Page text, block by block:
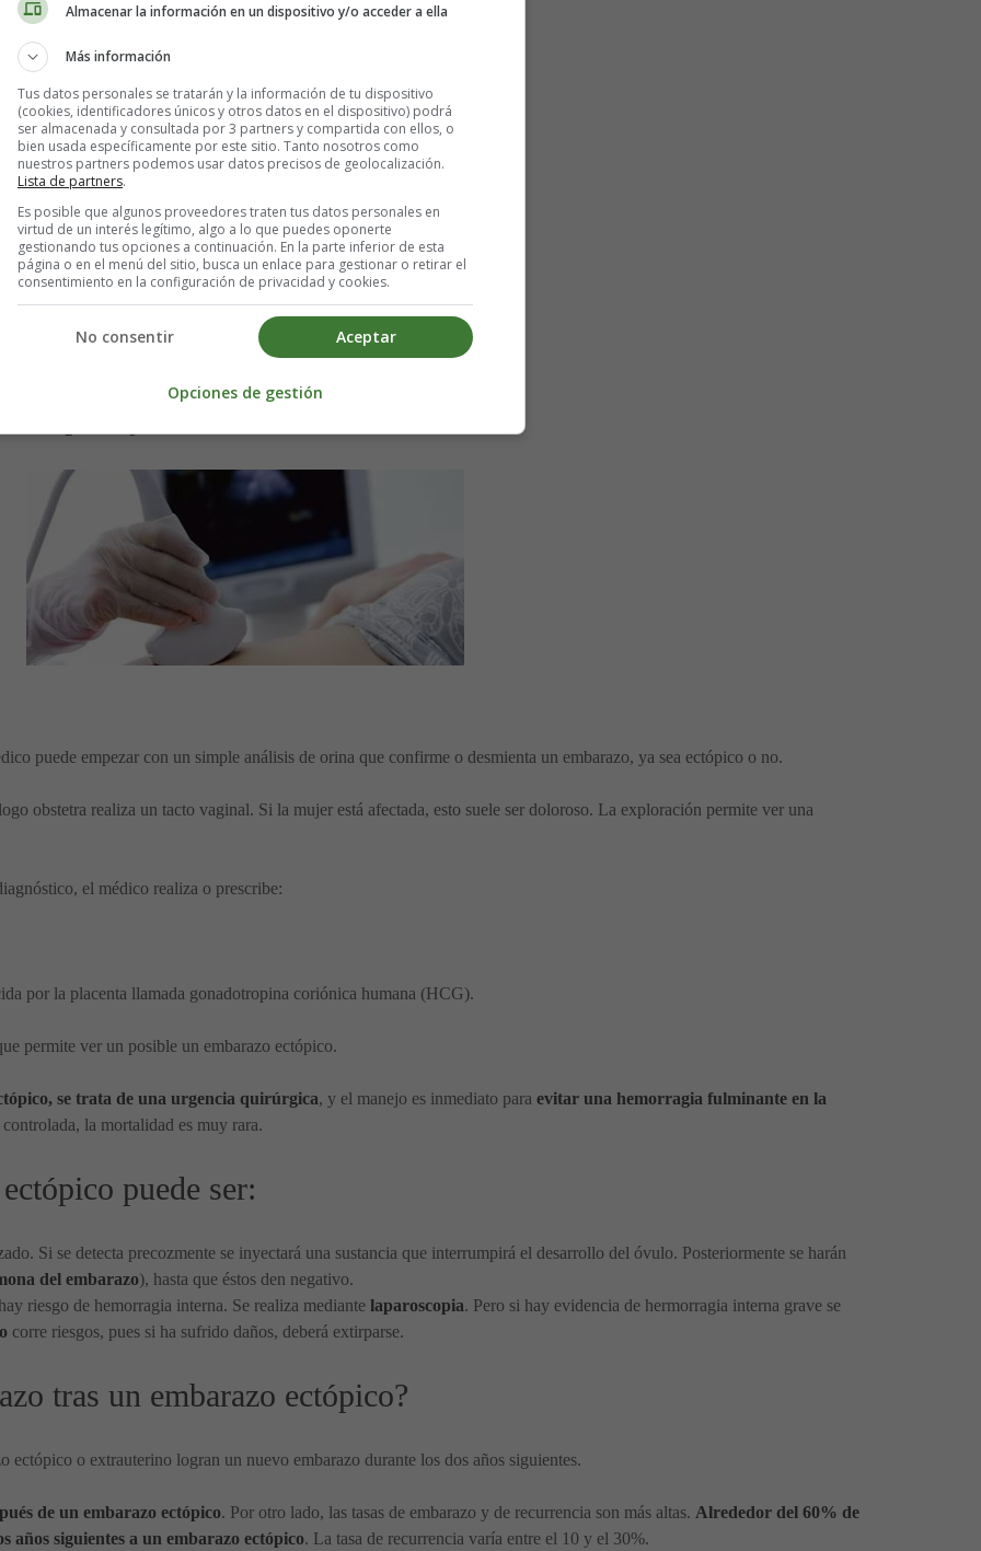
laecografía no puede detectarlo antes de la
de sufrir un embarazo ectópico:
a este tipo de embarazos.
.
zona de lastrompas de Falopio.
(voluntarios).
de transmisión sexual
y exámenes necesarios
puede empezar con un simple análisis de orina que confirme o desmienta un embarazo, ya sea ectópico o no.
obstetra realiza un tacto vaginal. Si la mujer está afectada, esto suele ser doloroso. La exploración permite ver una
el médico realiza o prescribe:
por la placenta llamada gonadotropina coriónica humana (HCG).
permite ver un posible un embarazo ectópico.
se trata de una urgencia quirúrgica, y el manejo es inmediato para evitar una hemorragia fulminante en la
la mortalidad es muy rara.
puede ser:
Si se detecta precozmente se inyectará una sustancia que interrumpirá el desarrollo del óvulo. Posteriormente se harán
del embarazo), hasta que éstos den negativo.
riesgo de hemorragia interna. Se realiza mediante laparoscopia. Pero si hay evidencia de hermorragia interna grave se
corre riesgos, pues si ha sufrido daños, deberá extirparse.
tras un embarazo ectópico?
ectópico o extrauterino logran un nuevo embarazo durante los dos años siguientes.
de un embarazo ectópico. Por otro lado, las tasas de embarazo y de recurrencia son más altas. Alrededor del 60% de
años siguientes a un embarazo ectópico. La tasa de recurrencia varía entre el 10 y el 30%.
Almacenar la información en un dispositivo y/o acceder a ella
Más información
Tus datos personales se tratarán y la información de tu dispositivo
(cookies, identificadores únicos y otros datos en el dispositivo) podrá
ser almacenada y consultada por 3 partners y compartida con ellos, o
bien usada específicamente por este sitio. Tanto nosotros como
nuestros partners podemos usar datos precisos de geolocalización.
Lista de partners.
Es posible que algunos proveedores traten tus datos personales en
virtud de un interés legítimo, algo a lo que puedes oponerte
gestionando tus opciones a continuación. En la parte inferior de esta
página o en el menú del sitio, busca un enlace para gestionar o retirar el
consentimiento en la configuración de privacidad y cookies.
Aceptar
No consentir
Opciones de gestión